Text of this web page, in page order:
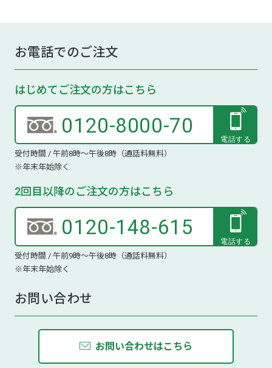
お電話でのご注文
はじめてご注文の方はこちら
0120-8000-70
受付時間 / 午前8時～午後8時（通話料無料）
※年末年始除く
2回目以降のご注文の方はこちら
0120-148-615
受付時間 / 午前9時～午後8時（通話料無料）
※年末年始除く
お問い合わせ
お問い合わせはこちら